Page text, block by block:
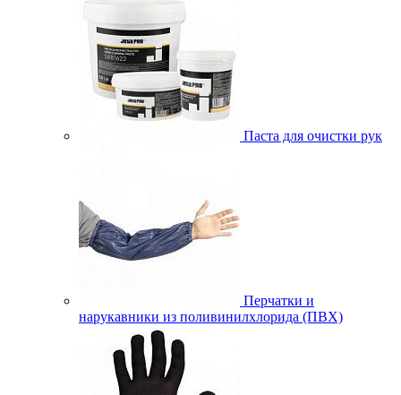
Паста для очистки рук
Перчатки и
нарукавники из поливинилхлорида (ПВХ)